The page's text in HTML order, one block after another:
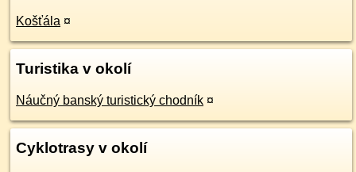
Košťála ¤
Turistika v okolí
Náučný banský turistický chodník ¤
Cyklotrasy v okolí